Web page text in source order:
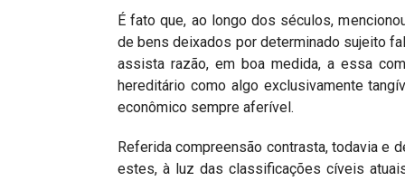
É fato que, ao longo dos séculos,
de bens deixados por determinado sujeito
assista razão, em boa medida, a essa
hereditário como algo exclusivamente
econômico sempre aferível.
Referida compreensão contrasta, todavia e
estes, à luz das classificações cíveis